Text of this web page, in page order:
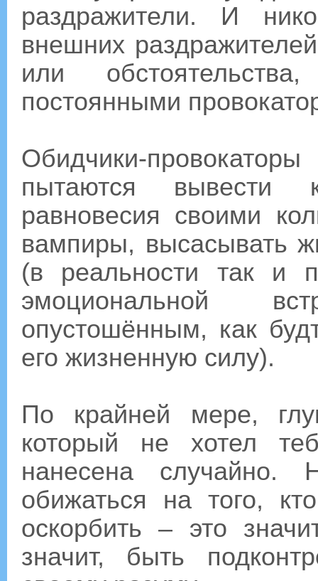
раздражители. И
внешних
или
постоянными
Обидчики-
пытаются вывести
равновесия своими
вампиры, высасывать
(в реальности так и
эмоциональной
опустошённым, как
его жизненную силу).
По крайней мере,
который не хотел
нанесена
обижаться на того,
оскорбить – это
значит, быть